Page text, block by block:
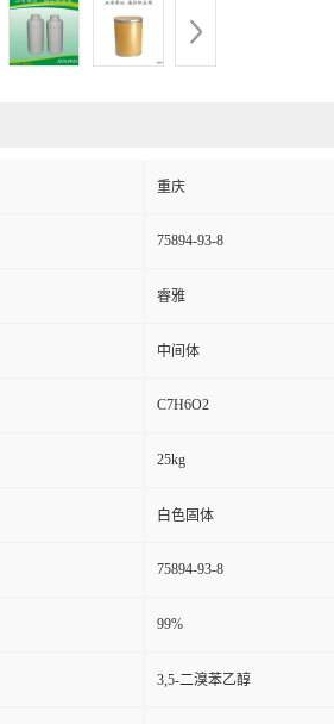
重庆
75894-93-8
睿雅
中间体
C7H6O2
25kg
白色固体
75894-93-8
99%
3,5-二溴苯乙醇